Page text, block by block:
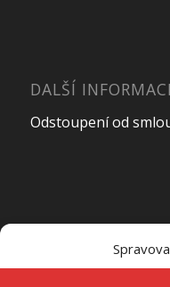
DALŠÍ
Odstoupení od
Pondělí – Pátek